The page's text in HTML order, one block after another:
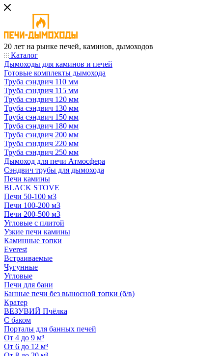
20 лет на рынке печей, каминов, дымоходов
Каталог
Дымоходы для каминов и печей
Готовые комплекты дымохода
Труба сэндвич 110 мм
Труба сэндвич 115 мм
Труба сэндвич 120 мм
Труба сэндвич 130 мм
Труба сэндвич 150 мм
Труба сэндвич 180 мм
Труба сэндвич 200 мм
Труба сэндвич 220 мм
Труба сэндвич 250 мм
Дымоход для печи Атмосфера
Сэндвич трубы для дымохода
Печи камины
BLACK STOVE
Печи 50-100 м3
Печи 100-200 м3
Печи 200-500 м3
Угловые с плитой
Узкие печи камины
Каминные топки
Everest
Встраиваемые
Чугунные
Угловые
Печи для бани
Банные печи без выносной топки (б/в)
Кратер
ВЕЗУВИЙ Пчёлка
С баком
Порталы для банных печей
От 4 до 9 м³
От 6 до 12 м³